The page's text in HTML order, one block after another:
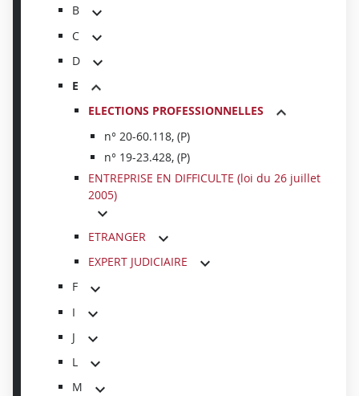
B
C
D
E
ELECTIONS PROFESSIONNELLES
n° 20-60.118, (P)
n° 19-23.428, (P)
ENTREPRISE EN DIFFICULTE (loi du 26 juillet
2005)
ETRANGER
EXPERT JUDICIAIRE
F
I
J
L
M